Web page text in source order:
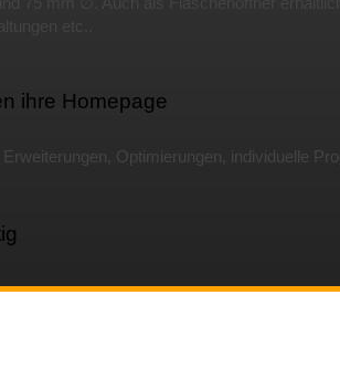
Erweiterungen, Optimierungen, individuelle